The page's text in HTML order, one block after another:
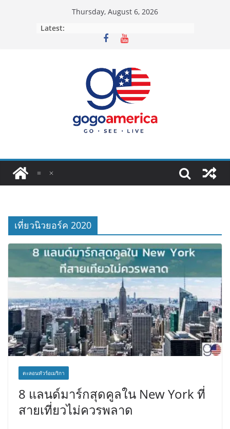
Thursday, August 6, 2026
Latest:
เที่ยวนิวยอร์ค 2020
ตะลอนทัวร์อเมริกา
8 แลนด์มาร์กสุดคูลใน New York ที่
สายเที่ยวไม่ควรพลาด